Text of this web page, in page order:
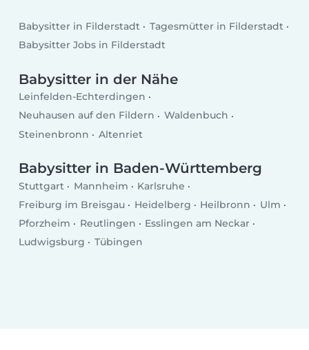
Babysitter in Filderstadt
Tagesmütter in Filderstadt
Babysitter Jobs in Filderstadt
Babysitter in der Nähe
Leinfelden-Echterdingen
Neuhausen auf den Fildern
Waldenbuch
Steinenbronn
Altenriet
Babysitter in Baden-Württemberg
Stuttgart Mannheim
Karlsruhe
Freiburg im Breisgau
Heidelberg Heilbronn
Ulm
Pforzheim
Reutlingen
Esslingen am Neckar
Ludwigsburg
Tübingen